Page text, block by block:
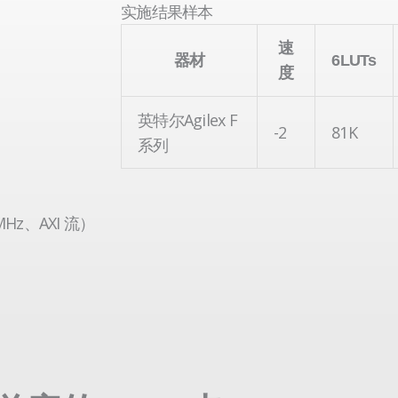
、AXI 流）
实施结果样本
器材
速
度
6LUTs
英特尔Agilex F
系列
-2 81K